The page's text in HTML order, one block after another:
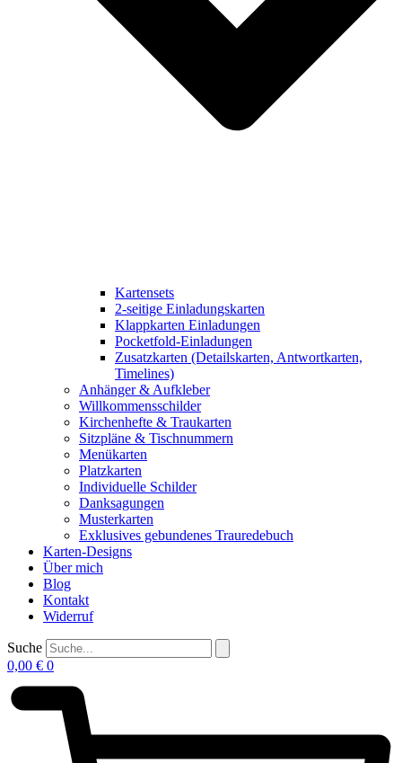
Kartensets
2-seitige Einladungskarten
Klappkarten Einladungen
Pocketfold-Einladungen
Zusatzkarten (Detailskarten, Antwortkarten,
Timelines)
Anhänger & Aufkleber
Willkommensschilder
Kirchenhefte & Traukarten
Sitzpläne & Tischnummern
Menükarten
Platzkarten
Individuelle Schilder
Danksagungen
Musterkarten
Exklusives gebundenes Trauredebuch
Karten-Designs
Über mich
Blog
Kontakt
Widerruf
Suche
0,00 € 0